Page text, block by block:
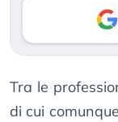
Tra le
di cui